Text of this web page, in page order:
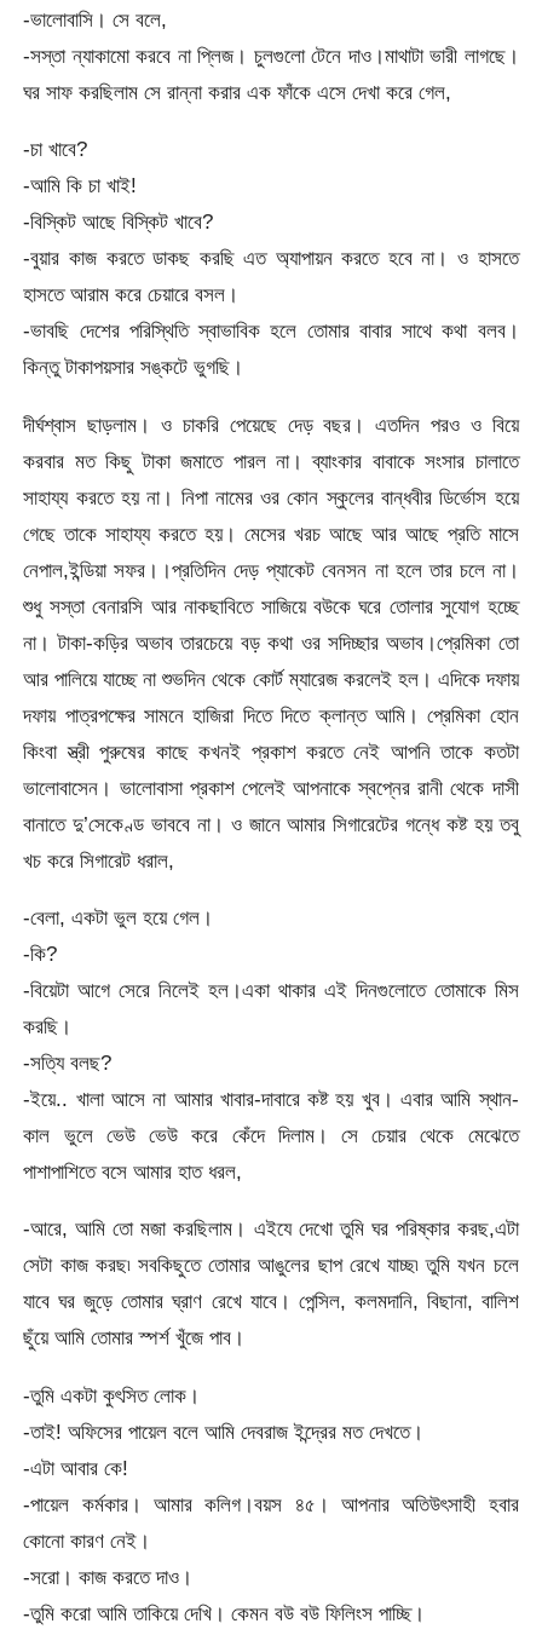
-ভালোবাসি। সে বলে,
-সস্তা ন্যাকামো করবে না প্লিজ। চুলগুলো টেনে দাও।মাথাটা ভারী লাগছে।
ঘর সাফ করছিলাম সে রান্না করার এক ফাঁকে এসে দেখা করে গেল,
-চা খাবে?
-আমি কি চা খাই!
-বিস্কিট আছে বিস্কিট খাবে?
-বুয়ার কাজ করতে ডাকছ করছি এত অ্যাপায়ন করতে হবে না। ও হাসতে
হাসতে আরাম করে চেয়ারে বসল।
-ভাবছি দেশের পরিস্থিতি স্বাভাবিক হলে তোমার বাবার সাথে কথা বলব।
কিন্তু টাকাপয়সার সঙ্কটে ভুগছি।
দীর্ঘশ্বাস ছাড়লাম। ও চাকরি পেয়েছে দেড় বছর। এতদিন পরও ও বিয়ে
করবার মত কিছু টাকা জমাতে পারল না। ব্যাংকার বাবাকে সংসার চালাতে
সাহায্য করতে হয় না। নিপা নামের ওর কোন স্কুলের বান্ধবীর ডির্ভোস হয়ে
গেছে তাকে সাহায্য করতে হয়। মেসের খরচ আছে আর আছে প্রতি মাসে
নেপাল,ইন্ডিয়া সফর।।প্রতিদিন দেড় প্যাকেট বেনসন না হলে তার চলে না।
শুধু সস্তা বেনারসি আর নাকছাবিতে সাজিয়ে বউকে ঘরে তোলার সুযোগ হচ্ছে
না। টাকা-কড়ির অভাব তারচেয়ে বড় কথা ওর সদিচ্ছার অভাব।প্রেমিকা তো
আর পালিয়ে যাচ্ছে না শুভদিন থেকে কোর্ট ম্যারেজ করলেই হল। এদিকে দফায়
দফায় পাত্রপক্ষের সামনে হাজিরা দিতে দিতে ক্লান্ত আমি। প্রেমিকা হোন
কিংবা স্ত্রী পুরুষের কাছে কখনই প্রকাশ করতে নেই আপনি তাকে কতটা
ভালোবাসেন। ভালোবাসা প্রকাশ পেলেই আপনাকে স্বপ্নের রানী থেকে দাসী
বানাতে দু’সেকেণ্ড ভাববে না। ও জানে আমার সিগারেটের গন্ধে কষ্ট হয় তবু
খচ করে সিগারেট ধরাল,
-বেলা, একটা ভুল হয়ে গেল।
-কি?
-বিয়েটা আগে সেরে নিলেই হল।একা থাকার এই দিনগুলোতে তোমাকে মিস
করছি।
-সত্যি বলছ?
-ইয়ে.. খালা আসে না আমার খাবার-দাবারে কষ্ট হয় খুব। এবার আমি স্থান-
কাল ভুলে ভেউ ভেউ করে কেঁদে দিলাম। সে চেয়ার থেকে মেঝেতে
পাশাপাশিতে বসে আমার হাত ধরল,
-আরে, আমি তো মজা করছিলাম। এইযে দেখো তুমি ঘর পরিষ্কার করছ,এটা
সেটা কাজ করছ৷ সবকিছুতে তোমার আঙুলের ছাপ রেখে যাচ্ছ৷ তুমি যখন চলে
যাবে ঘর জুড়ে তোমার ঘ্রাণ রেখে যাবে। পেন্সিল, কলমদানি, বিছানা, বালিশ
ছুঁয়ে আমি তোমার স্পর্শ খুঁজে পাব।
-তুমি একটা কুৎসিত লোক।
-তাই! অফিসের পায়েল বলে আমি দেবরাজ ইন্দ্রের মত দেখতে।
-এটা আবার কে!
-পায়েল কর্মকার। আমার কলিগ।বয়স ৪৫। আপনার অতিউৎসাহী হবার
কোনো কারণ নেই।
-সরো। কাজ করতে দাও।
-তুমি করো আমি তাকিয়ে দেখি। কেমন বউ বউ ফিলিংস পাচ্ছি।